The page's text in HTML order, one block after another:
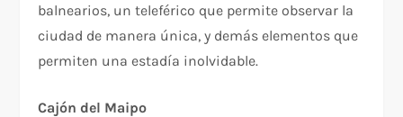
balnearios, un teleférico que permite observar la
ciudad de manera única, y demás elementos que
permiten una estadía inolvidable.
Cajón del Maipo